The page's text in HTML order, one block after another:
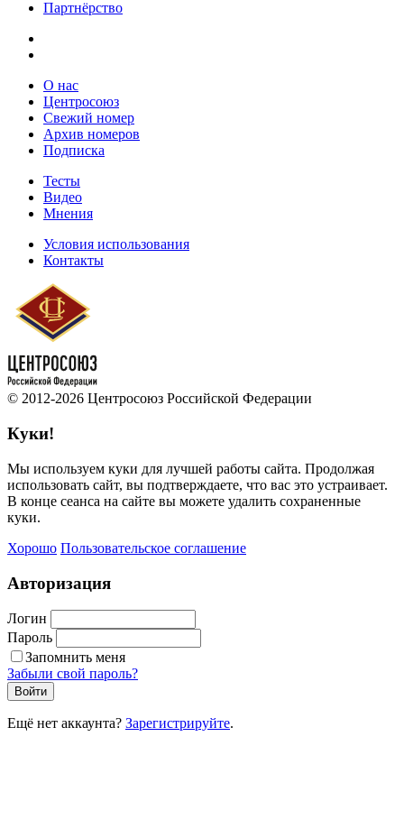
Партнёрство
О нас
Центросоюз
Свежий номер
Архив номеров
Подписка
Тесты
Видео
Мнения
Условия использования
Контакты
© 2012-2026 Центросоюз Российской Федерации
Куки!
Мы используем куки для лучшей работы сайта. Продолжая
использовать сайт, вы подтверждаете, что вас это устраивает.
В конце сеанса на сайте вы можете удалить сохраненные
куки.
Хорошо Пользовательское соглашение
Авторизация
Логин
Пароль
Запомнить меня
Забыли свой пароль?
Войти
Ещё нет аккаунта? Зарегистрируйте.